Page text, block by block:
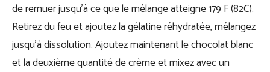
de remuer jusqu’à ce que le mélange atteigne 179 F (82C).
Retirez du feu et ajoutez la gélatine réhydratée, mélangez
jusqu’à dissolution. Ajoutez maintenant le chocolat blanc
et la deuxième quantité de crème et mixez avec un